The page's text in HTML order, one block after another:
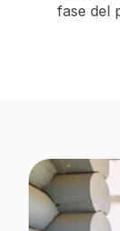
fase del